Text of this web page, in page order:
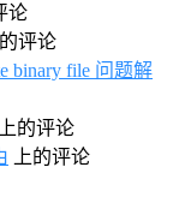
论
评论
binary file 问题解
上的评论
上的评论